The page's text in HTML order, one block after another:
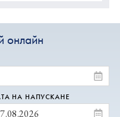
онлайн
НА НАПУСКАНЕ